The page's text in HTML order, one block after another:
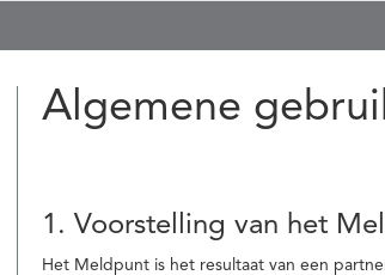
Algemene
1. Voorstelling van het
Het Meldpunt is het resultaat van een